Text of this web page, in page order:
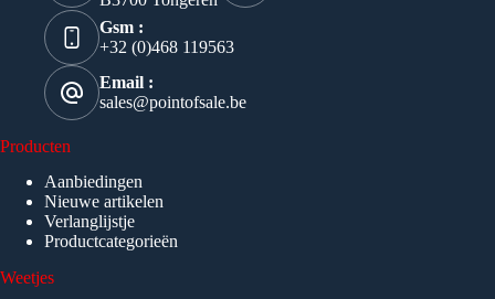
Gsm :
+32 (0)468 119563
Email :
sales@pointofsale.be
Producten
Aanbiedingen
Nieuwe artikelen
Verlanglijstje
Productcategorieën
Weetjes